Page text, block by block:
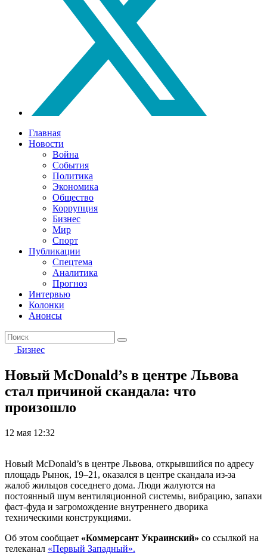
Главная
Новости
Война
События
Политика
Экономика
Общество
Коррупция
Бизнес
Мир
Спорт
Публикации
Спецтема
Аналитика
Прогноз
Интервью
Колонки
Анонсы
Бизнес
Новый McDonald’s в центре Львова
стал причиной скандала: что
произошло
12 мая 12:32
Новый McDonald’s в центре Львова, открывшийся по адресу
площадь Рынок, 19–21, оказался в центре скандала из-за
жалоб жильцов соседнего дома. Люди жалуются на
постоянный шум вентиляционной системы, вибрацию, запахи
фаст-фуда и загромождение внутреннего дворика
техническими конструкциями.
Об этом сообщает «Коммерсант Украинский» со ссылкой на
телеканал «Первый Западный».